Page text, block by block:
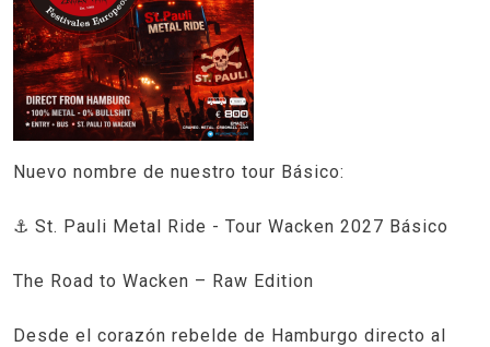
Nuevo nombre de nuestro tour Básico:
⚓ St. Pauli Metal Ride - Tour Wacken 2027 Básico
The Road to Wacken – Raw Edition
Desde el corazón rebelde de Hamburgo directo al